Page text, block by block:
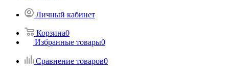
Личный кабинет
Корзина0
Избранные товары0
Сравнение товаров0